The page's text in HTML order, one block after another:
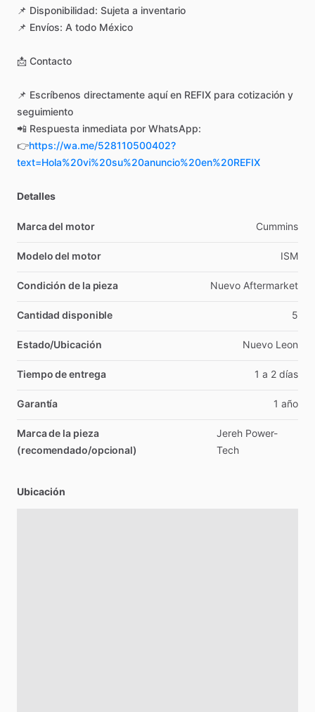
📌 Disponibilidad: Sujeta a inventario
📌 Envíos: A todo México
📩 Contacto
📌 Escríbenos directamente aquí en REFIX para cotización y
seguimiento
📲 Respuesta inmediata por WhatsApp:
👉https://wa.me/528110500402?
text=Hola%20vi%20su%20anuncio%20en%20REFIX
Detalles
Marca del motor Cummins
Modelo del motor ISM
Condición de la pieza Nuevo Aftermarket
Cantidad disponible 5
Estado/Ubicación Nuevo Leon
Tiempo de entrega 1 a 2 días
Garantía 1 año
Marca de la pieza
(recomendado/opcional)
Jereh Power-
Tech
Ubicación